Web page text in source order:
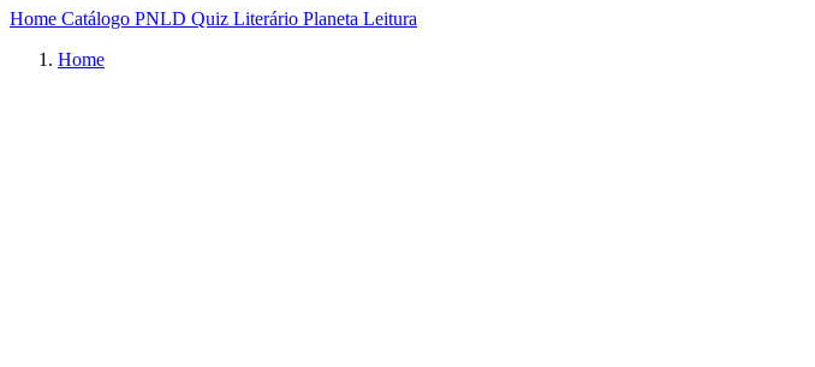
Home Catálogo PNLD Quiz Literário Planeta Leitura
Home